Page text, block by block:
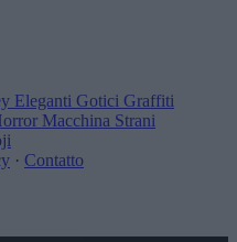
Eleganti Gotici Graffiti
Macchina Strani
· Contatto